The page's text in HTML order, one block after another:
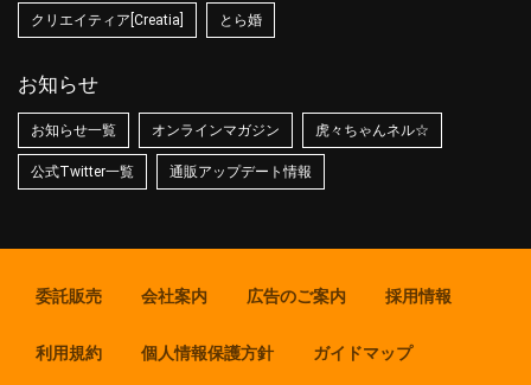
クリエイティア[Creatia] とら婚
お知らせ
お知らせ一覧 オンラインマガジン 虎々ちゃんネル☆
公式Twitter一覧 通販アップデート情報
委託販売 会社案内 広告のご案内 採用情報
利用規約 個人情報保護方針 ガイドマップ